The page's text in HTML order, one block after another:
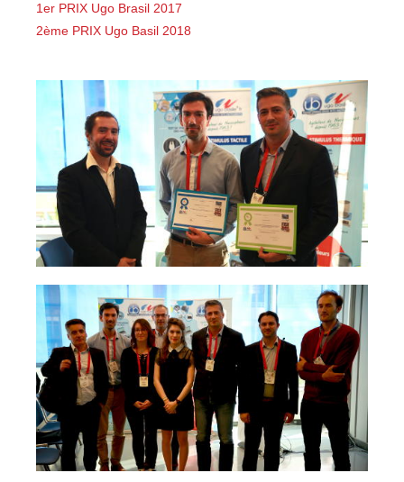
1er PRIX Ugo Brasil 2017
2ème PRIX Ugo Basil 2018